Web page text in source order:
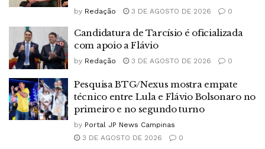
by Redação 3 DE AGOSTO DE 2026 0
Candidatura de Tarcísio é oficializada
com apoio a Flávio
by Redação 3 DE AGOSTO DE 2026 0
Pesquisa BTG/Nexus mostra empate
técnico entre Lula e Flávio Bolsonaro no
primeiro e no segundo turno
by Portal JP News Campinas
3 DE AGOSTO DE 2026
0